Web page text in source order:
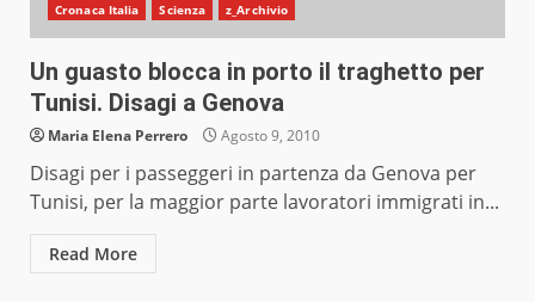
Cronaca Italia Scienza z_Archivio
Un guasto blocca in porto il traghetto per
Tunisi. Disagi a Genova
Maria Elena Perrero Agosto 9, 2010
Disagi per i passeggeri in partenza da Genova per
Tunisi, per la maggior parte lavoratori immigrati in...
Read More